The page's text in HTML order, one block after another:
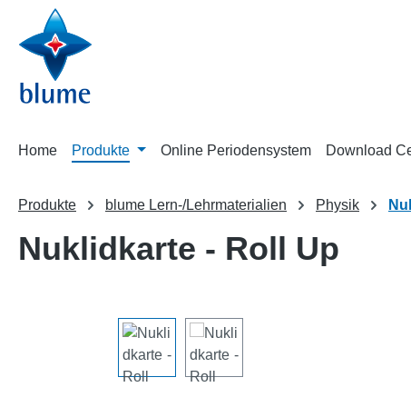
Hauptinhalt springen
Zur Suche springen
Zur Hauptnavigation springen
Home Produkte Online Periodensystem Download
Produkte blume Lern-/Lehrmaterialien Physik
Nuklidkarte - Roll Up
Bildergalerie überspringen